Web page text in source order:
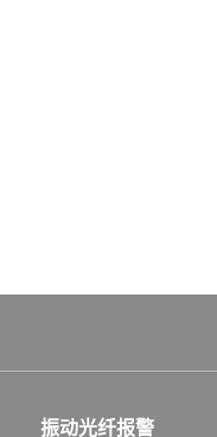
振动光纤报警